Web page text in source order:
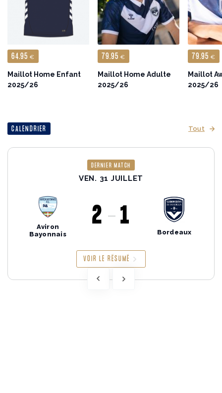
64.95 €
Maillot Home Enfant
2025/26
79.95 €
Maillot Home Adulte
2025/26
79.95 €
Maillot
2025/26
CALENDRIER Tout
DERNIER MATCH
VEN. 31 JUILLET
Aviron
Bayonnais
2 1
Bordeaux
VOIR LE RÉSUMÉ